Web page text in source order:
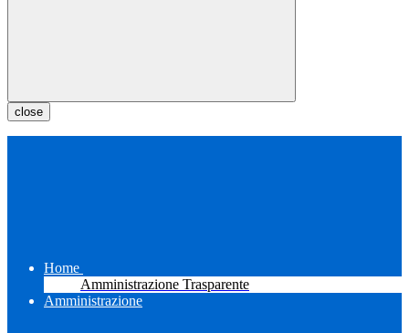
close
Home
Amministrazione Trasparente
Amministrazione